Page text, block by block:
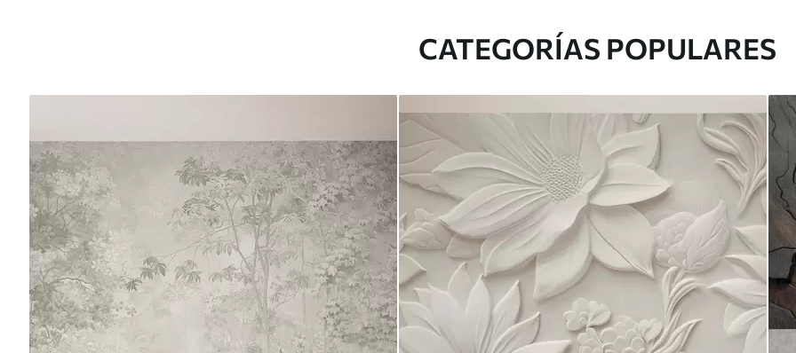
CATEGORÍAS POPULARES